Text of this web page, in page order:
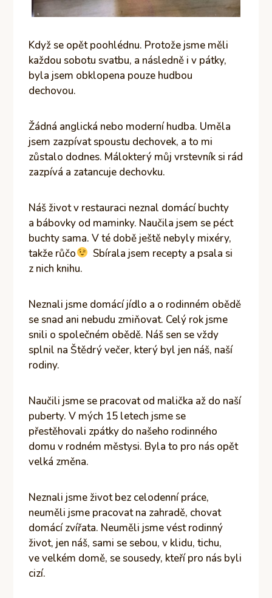
Když se opět poohlédnu. Protože jsme měli
každou sobotu svatbu, a následně i v pátky,
byla jsem obklopena pouze hudbou
dechovou.
Žádná anglická nebo moderní hudba. Uměla
jsem zazpívat spoustu dechovek, a to mi
zůstalo dodnes. Málokterý můj vrstevník si rád
zazpívá a zatancuje dechovku.
Náš život v restauraci neznal domácí buchty
a bábovky od maminky. Naučila jsem se péct
buchty sama. V té době ještě nebyly mixéry,
takže růčo
Sbírala jsem recepty a psala si
z nich knihu.
Neznali jsme domácí jídlo a o rodinném obědě
se snad ani nebudu zmiňovat. Celý rok jsme
snili o společném obědě. Náš sen se vždy
splnil na Štědrý večer, který byl jen náš, naší
rodiny.
Naučili jsme se pracovat od malička až do naší
puberty. V mých 15 letech jsme se
přestěhovali zpátky do našeho rodinného
domu v rodném městysi. Byla to pro nás opět
velká změna.
Neznali jsme život bez celodenní práce,
neuměli jsme pracovat na zahradě, chovat
domácí zvířata. Neuměli jsme vést rodinný
život, jen náš, sami se sebou, v klidu, tichu,
ve velkém domě, se sousedy, kteří pro nás byli
cizí.